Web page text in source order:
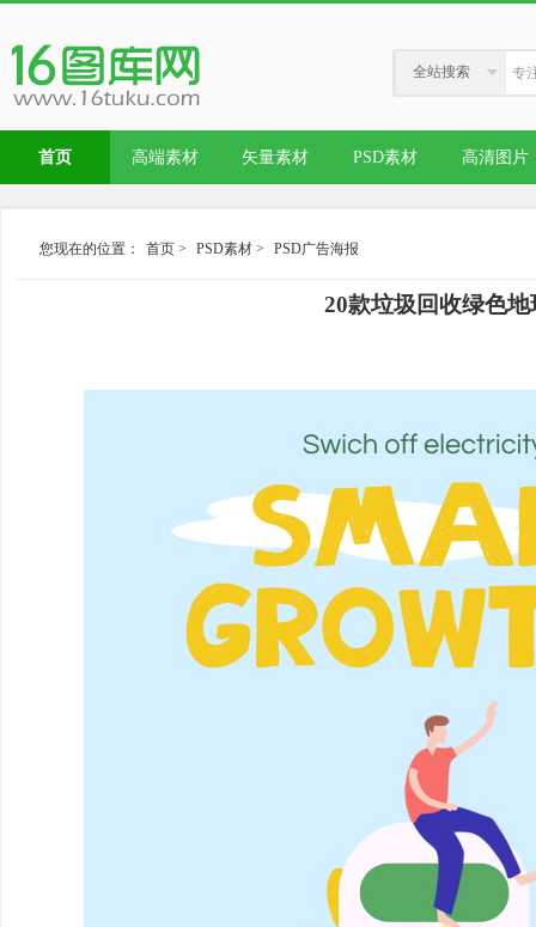
全站搜索
首页 高端素材 矢量素材 PSD素材 高清图片
您现在的位置： 首页 > PSD素材 > PSD广告海报
20款垃圾回收绿色